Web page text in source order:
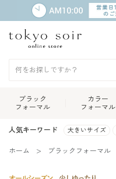
ブラック
フォーマル
カラー
フォーマル
人気キーワード 大きいサイズ
ホーム ブラックフォーマル